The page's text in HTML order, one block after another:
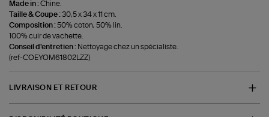
Made in :Chine.
Taille & Coupe :30,5 x 34 x 11 cm.
Composition :50% coton, 50% lin.
100% cuir de vachette.
Conseil d'entretien : Nettoyage chez un spécialiste.
(ref-COEYOM61802LZZ)
LIVRAISON ET RETOUR